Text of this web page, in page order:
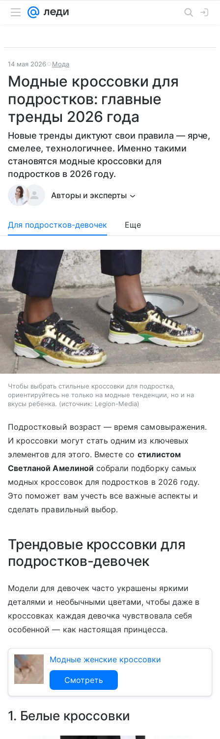
14 мая 2026 Мода
Модные кроссовки для
подростков: главные
тренды 2026 года
Новые тренды диктуют свои правила — ярче,
смелее, технологичнее. Именно такими
становятся модные кроссовки для
подростков в 2026 году.
Авторы и эксперты
Для подростков-девочек Еще
Чтобы выбрать стильные кроссовки для подростка,
ориентируйтесь не только на модные тенденции, но и на
вкусы ребенка.
источник: Legion-Media
Подростковый возраст — время самовыражения.
И кроссовки могут стать одним из ключевых
элементов для этого. Вместе со стилистом
Светланой Амелиной собрали подборку самых
модных кроссовок для подростков в 2026 году.
Это поможет вам учесть все важные аспекты и
сделать правильный выбор.
Трендовые кроссовки для
подростков-девочек
Модели для девочек часто украшены яркими
деталями и необычными цветами, чтобы даже в
кроссовках каждая девочка чувствовала себя
особенной — как настоящая принцесса.
Модные женские кроссовки
Смотреть
1. Белые кроссовки